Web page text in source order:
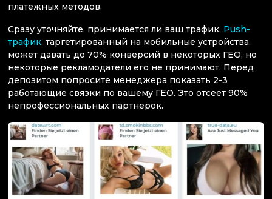
платежных методов.
Сразу уточняйте, принимается ли ваш трафик. Push-
трафик, таргетированный на мобильные устройства,
может давать до 70% конверсий в некоторых ГЕО, но
некоторые рекламодатели его не принимают. Перед
депозитом попросите менеджера показать 2-3
работающие связки по вашему ГЕО. Это отсеет 90%
непрофессиональных партнерок.